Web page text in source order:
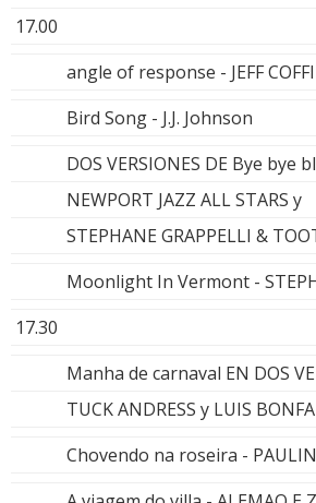
17.00
angle of response - JEFF
Bird Song - J.J. Johnson
DOS VERSIONES DE Bye bye
NEWPORT JAZZ ALL STARS y
STEPHANE GRAPPELLI &
Moonlight In Vermont -
17.30
Manha de carnaval EN DOS
TUCK ANDRESS y LUIS BONFA
Chovendo na roseira -